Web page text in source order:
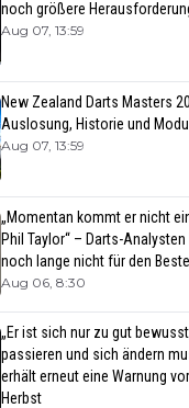
noch größere
Aug 07, 13:59
New Zealand Darts Masters
Auslosung, Historie und
Aug 07, 13:59
„Momentan kommt er nicht
Phil Taylor“ – Darts-
noch lange nicht für den
Aug 06, 8:30
„Er ist sich nur zu gut
passieren und sich ändern
erhält erneut eine Warnung
Herbst